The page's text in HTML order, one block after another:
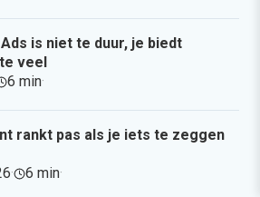
Ads is niet te duur, je biedt
veel
6 min·
rankt pas als je iets te zeggen
· 6 min·